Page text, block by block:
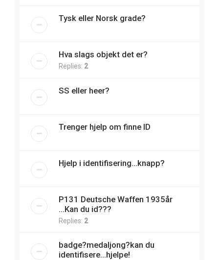
Tysk eller Norsk grade?
Hva slags objekt det er?
Replies: 2
SS eller heer?
Trenger hjelp om finne ID
Hjelp i identifisering...knapp?
P131 Deutsche Waffen 1935år
...Kan du id???
Replies: 2
badge?medaljong?kan du
identifisere...hjelpe!